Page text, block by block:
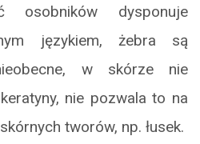
osobników dysponuje
językiem, żebra są
w skórze nie
nie pozwala to na
tworów, np. łusek.